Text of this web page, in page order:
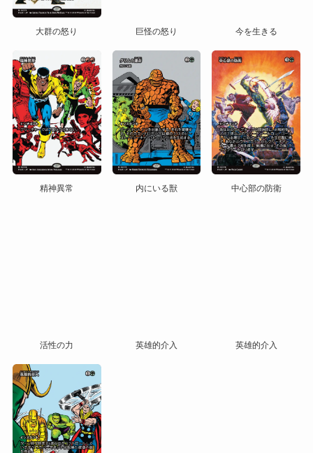
大群の怒り 巨怪の怒り 今を生きる
精神異常 内にいる獣 中心部の防衛
活性の力 英雄的介入 英雄的介入